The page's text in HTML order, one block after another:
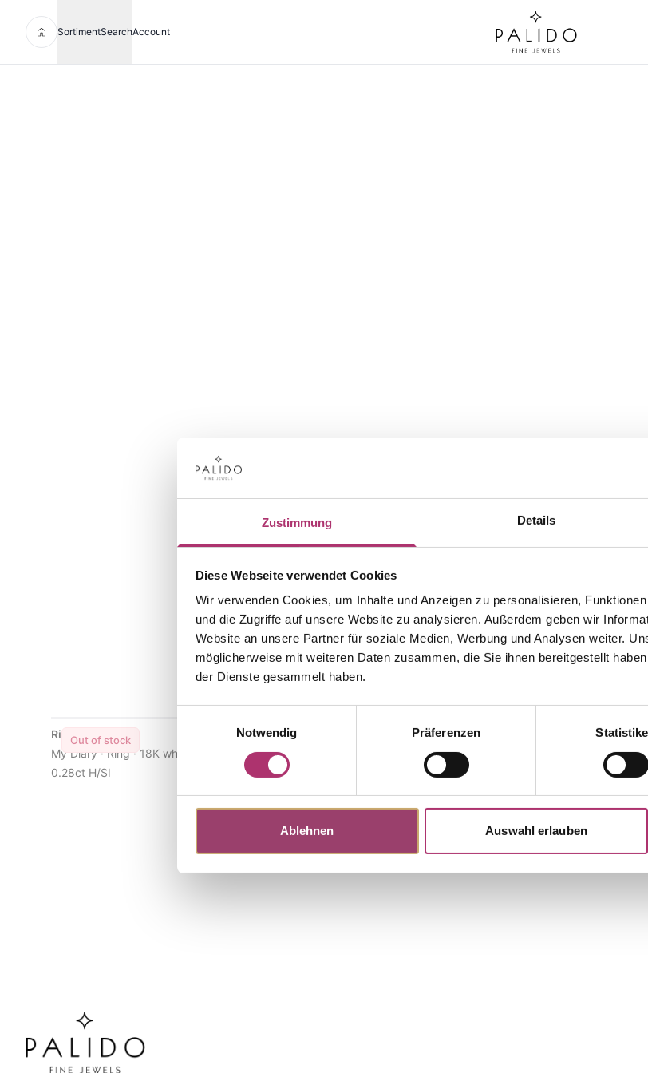
Zustimmung Details
Diese Webseite verwendet Cookies
Wir verwenden Cookies, um Inhalte und Anzeigen zu personalisieren,
und die Zugriffe auf unsere Website zu analysieren. Außerdem geben wir
Website an unsere Partner für soziale Medien, Werbung und Analysen weiter.
möglicherweise mit weiteren Daten zusammen, die Sie ihnen bereitgestellt
der Dienste gesammelt haben.
Notwendig
Präferenzen
Ablehnen Auswahl erlauben
SortimentSearchAccount
The matching pieces
collection.
Out of stock
Ring · S4959
My Diary · Ring · 18K white gold · Brilliant
0.28ct H/SI
My Diary · Earrings · 18K White Gold ·
Discover more pieces.